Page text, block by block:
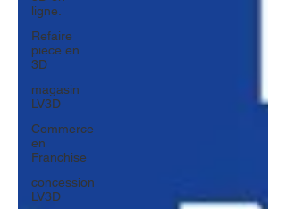
ligne.
Refaire
piece en
3D
magasin
LV3D
Commerce
en
Franchise
concession
LV3D